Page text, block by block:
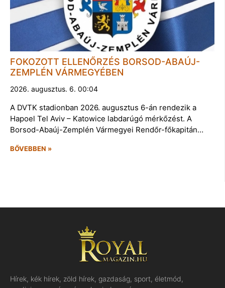
FOKOZOTT ELLENŐRZÉS BORSOD-ABAÚJ-
ZEMPLÉN VÁRMEGYÉBEN
2026. augusztus. 6. 00:04
A DVTK stadionban 2026. augusztus 6-án rendezik a
Hapoel Tel Aviv – Katowice labdarúgó mérkőzést. A
Borsod-Abaúj-Zemplén Vármegyei Rendőr-főkapitán…
BŐVEBBEN »
Hírek, kék hírek, zöld hírek, gazdaság, sport, életmód,